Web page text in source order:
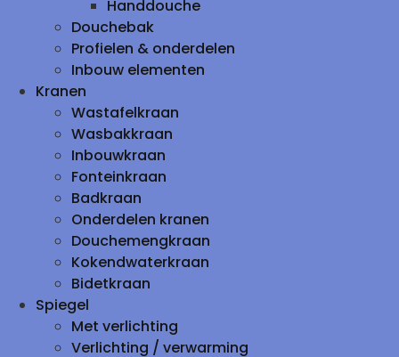
Handdouche
Douchebak
Profielen & onderdelen
Inbouw elementen
Kranen
Wastafelkraan
Wasbakkraan
Inbouwkraan
Fonteinkraan
Badkraan
Onderdelen kranen
Douchemengkraan
Kokendwaterkraan
Bidetkraan
Spiegel
Met verlichting
Verlichting / verwarming